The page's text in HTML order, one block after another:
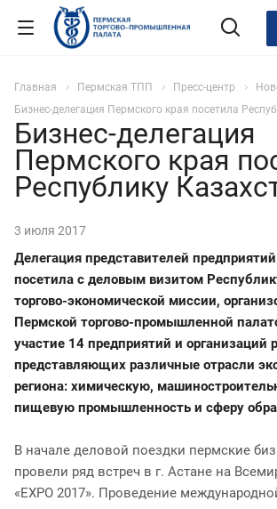
Главная Пермская ТПП Пресс-центр
Бизнес-делегация Пермского края посетила
Бизнес-делегация
Пермского края
Республику
3 июля 2017
Делегация представителей
посетила с деловым визитом
торгово-экономической миссии,
Пермской торгово-промышленной
участие 14 предприятий и организаций
представляющих различные отрасли
региона: химическую,
пищевую промышленность и сферу
В начале деловой поездки пермские
провели ряд встреч в г. Астане на
«EXPO 2017». Проведение